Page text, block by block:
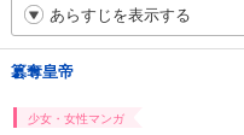
あらすじを表示する
簒奪皇帝
少女・女性マンガ